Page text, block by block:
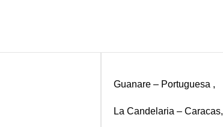
Guanare – Portuguesa ,
La Candelaria – Caracas,